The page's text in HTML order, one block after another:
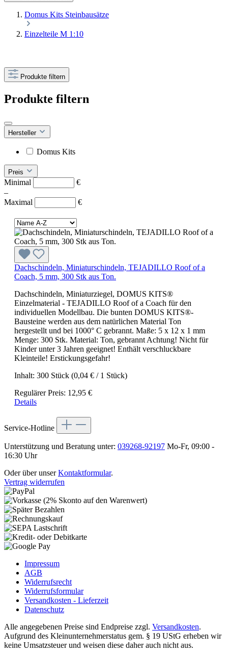
Domus Kits Steinbausätze
Einzelteile M 1:10
Produkte filtern
Produkte filtern
Hersteller
Domus Kits
Preis
Minimal
€
–
Maximal
€
Dachschindeln, Miniaturschindeln, TEJADILLO Roof of a
Coach, 5 mm, 300 Stk aus Ton.
Dachschindeln, Miniaturziegel, DOMUS KITS®
Einzelmaterial - TEJADILLO Roof of a Coach für den
individuellen Modellbau. Die bunten DOMUS KITS®-
Bausteine werden aus dem natürlichen Material Ton
hergestellt und bei 1000° C gebrannt. Maße: 5 x 12 x 1 mm
Menge: 300 Stk. Material: Ton, gebrannt Achtung! Nicht für
Kinder unter 3 Jahren geeignet! Enthält verschluckbare
Kleinteile! Erstickungsgefahr!
Inhalt: 300 Stück (0,04 € / 1 Stück)
Regulärer Preis: 12,95 €
Details
Service-Hotline
Unterstützung und Beratung unter: 039268-92197 Mo-Fr, 09:00 -
16:30 Uhr
Oder über unserKontaktformular.
Vertrag widerrufen
Impressum
AGB
Widerrufsrecht
Widerrufsformular
Versandkosten - Lieferzeit
Datenschutz
Alle angegebenen Preise sind Endpreise zzgl. Versandkosten.
Aufgrund des Kleinunternehmerstatus gem. § 19 UStG erheben wir
keine Umsatzsteuer und weisen diese daher auch nicht aus.